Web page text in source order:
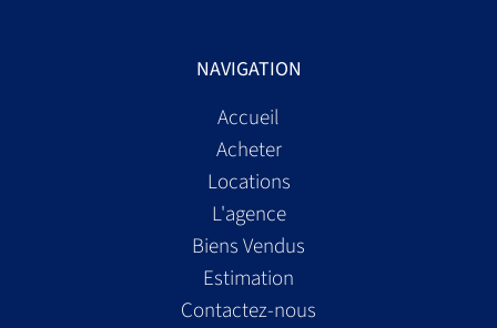
NAVIGATION
Accueil
Acheter
Locations
L'agence
Biens Vendus
Estimation
Contactez-nous